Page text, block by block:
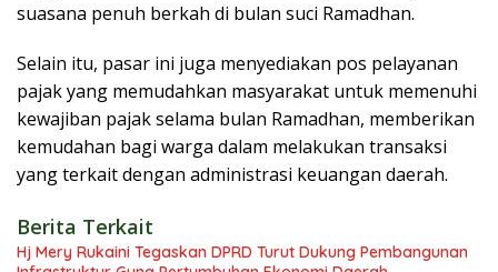
suasana penuh berkah di bulan suci Ramadhan.
Selain itu, pasar ini juga menyediakan pos pelayanan
pajak yang memudahkan masyarakat untuk memenuhi
kewajiban pajak selama bulan Ramadhan, memberikan
kemudahan bagi warga dalam melakukan transaksi
yang terkait dengan administrasi keuangan daerah.
Berita Terkait
Hj Mery Rukaini Tegaskan DPRD Turut Dukung Pembangunan